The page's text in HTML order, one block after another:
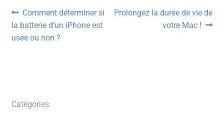
Navigation
de
Article
précédent :
Comment déterminer si
la batterie d’un iPhone est
usée ou non ?
Article
Prolongez la durée de vie de
votre Mac !
Catégories